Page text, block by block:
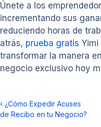
Únete a los
incrementando sus
reduciendo horas de
atrás, prueba gratis Yimi
transformar la manera
negocio exclusivo hoy
‹ ¿Cómo Expedir Acuses
de Recibo en tu Negocio?